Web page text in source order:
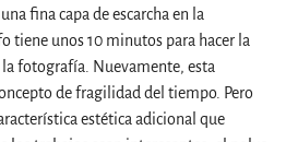
fina capa de escarcha en la
tiene unos 10 minutos para hacer la
fotografía. Nuevamente, esta
de fragilidad del tiempo. Pero
estética adicional que